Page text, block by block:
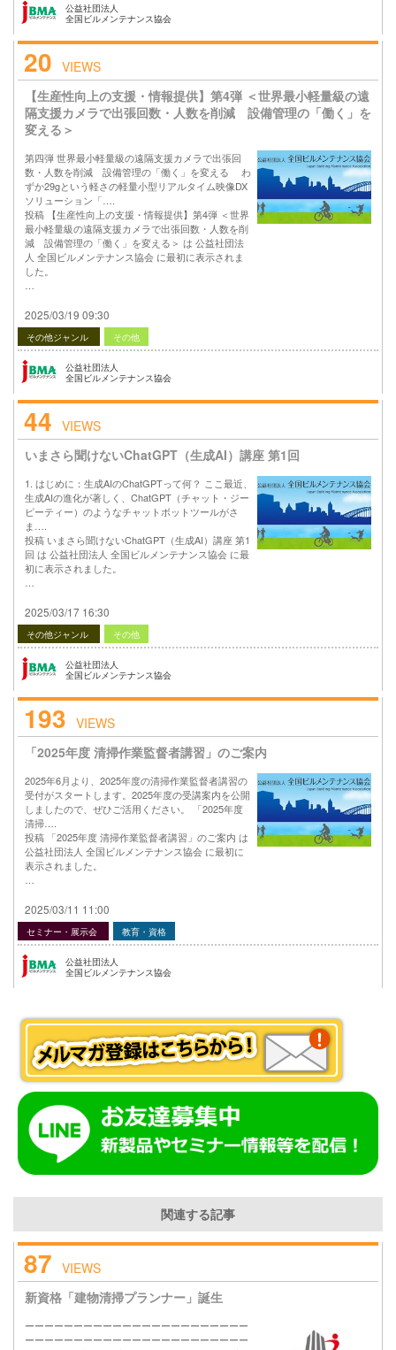
公益社団法人
全国ビルメンテナンス協会
20 VIEWS
【生産性向上の支援・情報提供】第4弾 ＜世界最小軽量級の遠
隔支援カメラで出張回数・人数を削減 設備管理の「働く」を
変える＞
第四弾 世界最小軽量級の遠隔支援カメラで出張回
数・人数を削減 設備管理の「働く」を変える わ
ずか29gという軽さの軽量小型リアルタイム映像DX
ソリューション「….
投稿 【生産性向上の支援・情報提供】第4弾 ＜世界
最小軽量級の遠隔支援カメラで出張回数・人数を削
減 設備管理の「働く」を変える＞ は 公益社団法
人 全国ビルメンテナンス協会 に最初に表示されま
した。
2025/03/19 09:30
その他ジャンル その他
公益社団法人
全国ビルメンテナンス協会
44 VIEWS
いまさら聞けないChatGPT（生成AI）講座 第1回
1. はじめに：生成AIのChatGPTって何？ ここ最近、
生成AIの進化が著しく、ChatGPT（チャット・ジー
ピーティー）のようなチャットボットツールがさ
ま….
投稿 いまさら聞けないChatGPT（生成AI）講座 第1
回 は 公益社団法人 全国ビルメンテナンス協会 に最
初に表示されました。
2025/03/17 16:30
その他ジャンル その他
公益社団法人
全国ビルメンテナンス協会
193 VIEWS
「2025年度 清掃作業監督者講習」のご案内
2025年6月より、2025年度の清掃作業監督者講習の
受付がスタートします。2025年度の受講案内を公開
しましたので、ぜひご活用ください。 「2025年度
清掃….
投稿 「2025年度 清掃作業監督者講習」のご案内 は
公益社団法人 全国ビルメンテナンス協会 に最初に
表示されました。
2025/03/11 11:00
セミナー・展示会 教育・資格
公益社団法人
全国ビルメンテナンス協会
関連する記事
87 VIEWS
新資格「建物清掃プランナー」誕生
ーーーーーーーーーーーーーーーーーーーーーーー
ーーーーーーーーーーーーーーーーーーーーーーー